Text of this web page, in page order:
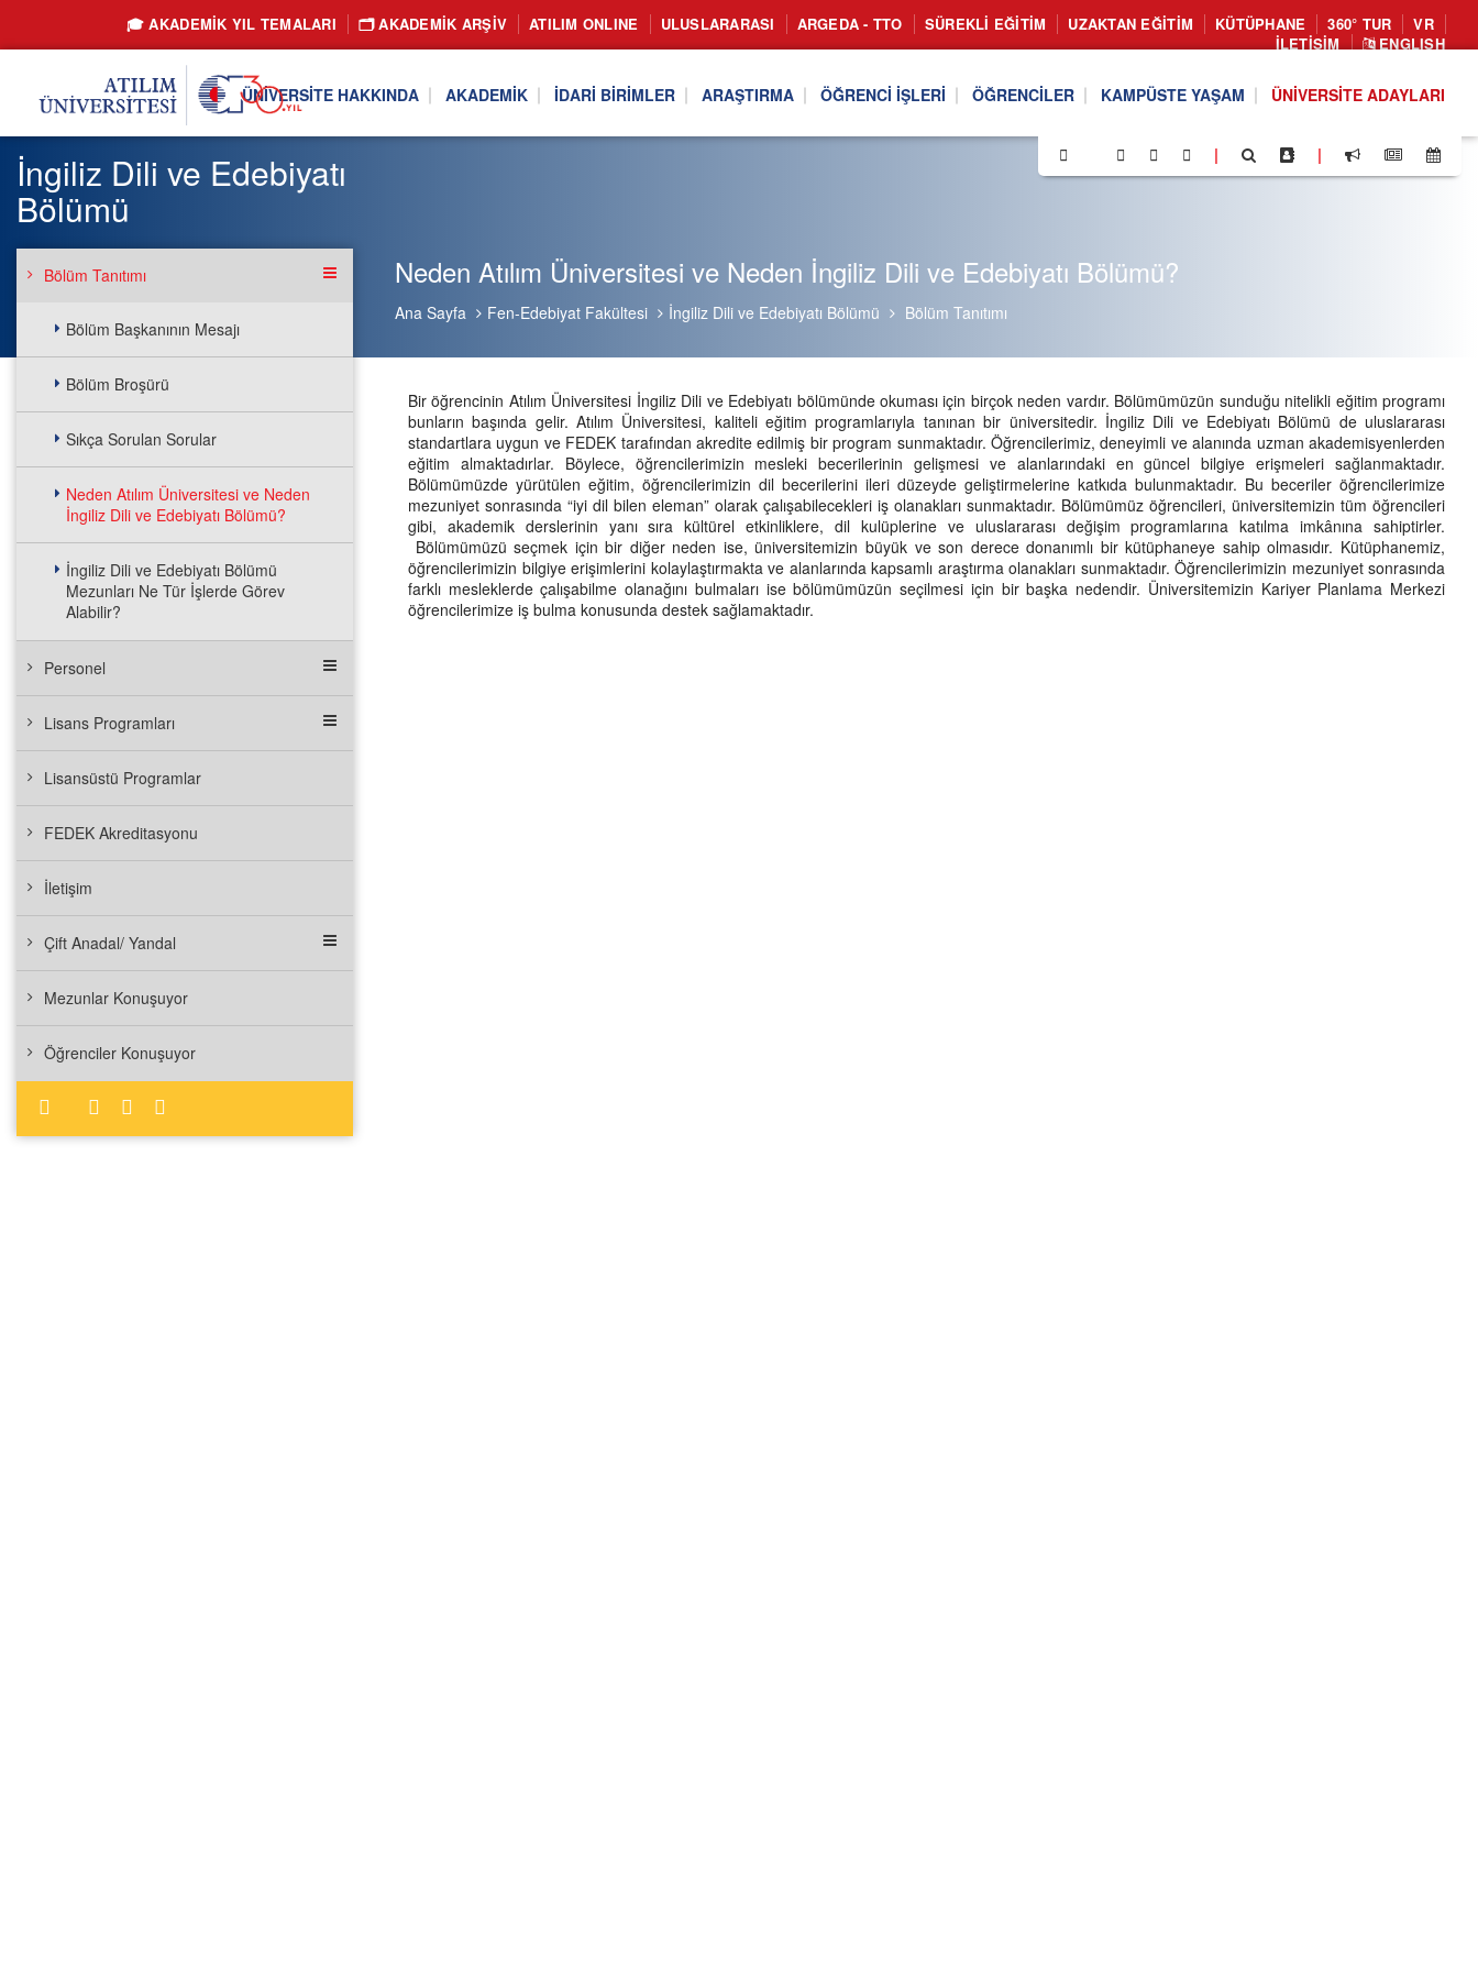
🎓 AKADEMİK YIL TEMALARI 🗂️ AKADEMIK ARŞIV ATILIM ONLINE ULUSLARARASI ARGEDA - TTO SÜREKLI EĞITIM UZAKTAN EĞITIM KÜTÜPHANE 360° TUR
VR
İLETIŞIM
ENGLISH
ÜNIVERSITE HAKKINDA AKADEMIK İDARI BIRIMLER ARAŞTIRMA ÖĞRENCI İŞLERI ÖĞRENCILER KAMPÜSTE YAŞAM ÜNIVERSITE ADAYLARI
| |
Neden Atılım Üniversitesi ve Neden İngiliz Dili ve Edebiyatı Bölümü?
Ana Sayfa Fen-Edebiyat Fakültesi İngiliz Dili ve Edebiyatı Bölümü Bölüm Tanıtımı
İngiliz Dili ve Edebiyatı
Bölümü
Bölüm Tanıtımı
Bölüm Başkanının Mesajı
Bölüm Broşürü
Sıkça Sorulan Sorular
Neden Atılım Üniversitesi ve Neden
İngiliz Dili ve Edebiyatı Bölümü?
İngiliz Dili ve Edebiyatı Bölümü
Mezunları Ne Tür İşlerde Görev
Alabilir?
Personel
Lisans Programları
Lisansüstü Programlar
FEDEK Akreditasyonu
İletişim
Çift Anadal/ Yandal
Mezunlar Konuşuyor
Öğrenciler Konuşuyor
Bir öğrencinin Atılım Üniversitesi İngiliz Dili ve Edebiyatı bölümünde okuması için birçok neden vardır. Bölümümüzün sunduğu nitelikli eğitim programı
bunların başında gelir. Atılım Üniversitesi, kaliteli eğitim programlarıyla tanınan bir üniversitedir. İngiliz Dili ve Edebiyatı Bölümü de uluslararası
standartlara uygun ve FEDEK tarafından akredite edilmiş bir program sunmaktadır. Öğrencilerimiz, deneyimli ve alanında uzman akademisyenlerden
eğitim almaktadırlar. Böylece, öğrencilerimizin mesleki becerilerinin gelişmesi ve alanlarındaki en güncel bilgiye erişmeleri sağlanmaktadır.
Bölümümüzde yürütülen eğitim, öğrencilerimizin dil becerilerini ileri düzeyde geliştirmelerine katkıda bulunmaktadır. Bu beceriler öğrencilerimize
mezuniyet sonrasında “iyi dil bilen eleman” olarak çalışabilecekleri iş olanakları sunmaktadır. Bölümümüz öğrencileri, üniversitemizin tüm öğrencileri
gibi, akademik derslerinin yanı sıra kültürel etkinliklere, dil kulüplerine ve uluslararası değişim programlarına katılma imkânına sahiptirler.
Bölümümüzü seçmek için bir diğer neden ise, üniversitemizin büyük ve son derece donanımlı bir kütüphaneye sahip olmasıdır. Kütüphanemiz,
öğrencilerimizin bilgiye erişimlerini kolaylaştırmakta ve alanlarında kapsamlı araştırma olanakları sunmaktadır. Öğrencilerimizin mezuniyet sonrasında
farklı mesleklerde çalışabilme olanağını bulmaları ise bölümümüzün seçilmesi için bir başka nedendir. Üniversitemizin Kariyer Planlama Merkezi
öğrencilerimize iş bulma konusunda destek sağlamaktadır.